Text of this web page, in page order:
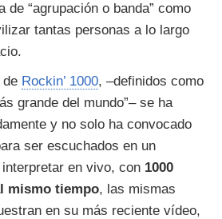
de “agrupación o banda” como
tantas personas a lo largo
de Rockin’ 1000, –definidos como
grande del mundo”– se ha
y no solo ha convocado
ser escuchados en un
en vivo, con 1000
mismo tiempo, las mismas
en su más reciente vídeo,